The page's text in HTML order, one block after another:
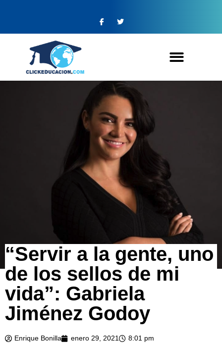
“Servir a la gente, uno
de los sellos de mi
vida”: Gabriela
Jiménez Godoy
Enrique Bonilla enero 29, 2021 8:01 pm